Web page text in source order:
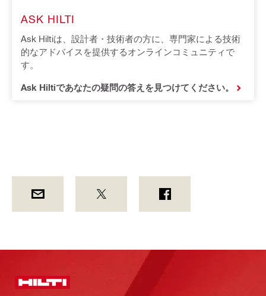
ASK HILTI
Ask Hiltiは、設計者・技術者の方に、専門家による技術
的なアドバイスを提供するオンラインコミュニティで
す。
Ask Hiltiであなたの疑問の答えを見つけてください。